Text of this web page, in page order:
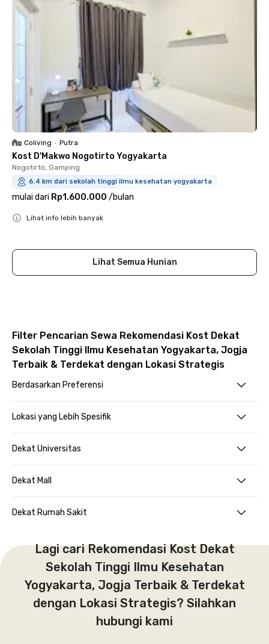
Coliving • Putra
Kost D'Makwo Nogotirto Yogyakarta
Nogotirto, Gamping
6.4 km dari sekolah tinggi ilmu kesehatan yogyakarta
mulai dari Rp1.600.000 /bulan
Lihat info lebih banyak
Lihat Semua Hunian
Filter Pencarian Sewa Rekomendasi Kost Dekat
Sekolah Tinggi Ilmu Kesehatan Yogyakarta, Jogja
Terbaik & Terdekat dengan Lokasi Strategis
Berdasarkan Preferensi
Lokasi yang Lebih Spesifik
Dekat Universitas
Dekat Mall
Dekat Rumah Sakit
Lagi cari Rekomendasi Kost Dekat
Sekolah Tinggi Ilmu Kesehatan
Yogyakarta, Jogja Terbaik & Terdekat
dengan Lokasi Strategis? Silahkan
hubungi kami